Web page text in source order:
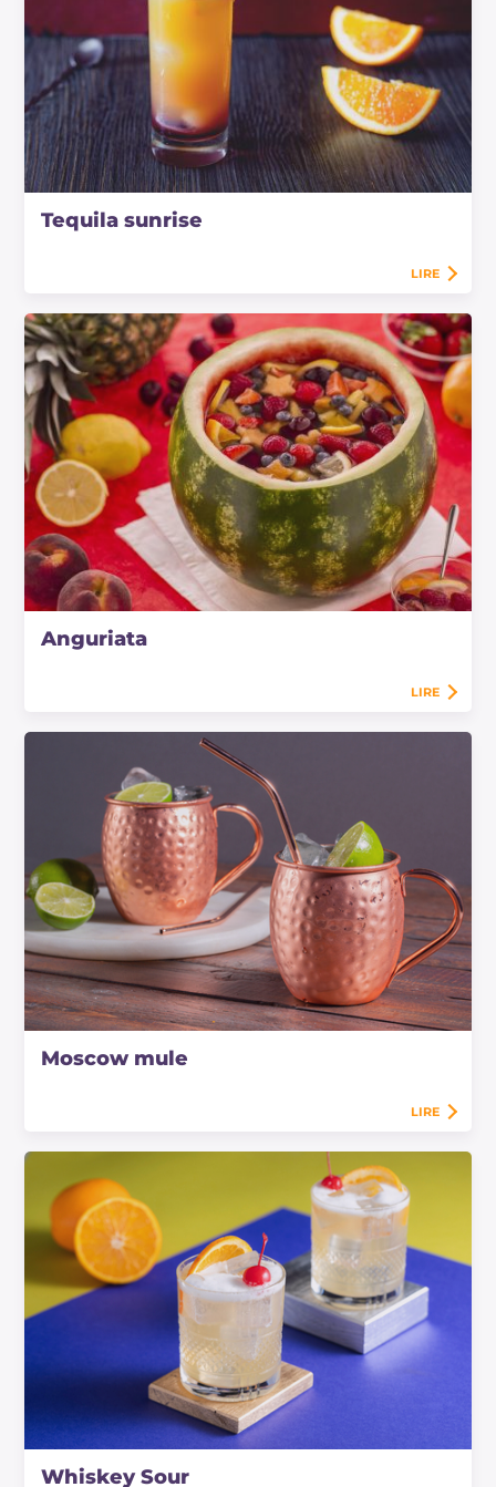
Tequila sunrise
LIRE
Anguriata
LIRE
Moscow mule
LIRE
Whiskey Sour